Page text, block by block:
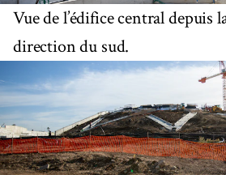
Vue de l’édifice central depuis
direction du sud.